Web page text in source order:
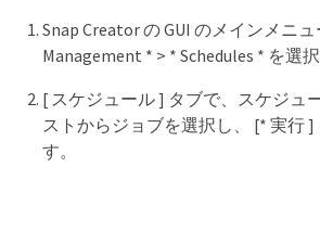
Snap Creator の GUI のメインメニ
Management * > * Schedules * を選択
[ スケジュール ] タブで、スケジュ
ストからジョブを選択し、 [* 実行 ]
す。